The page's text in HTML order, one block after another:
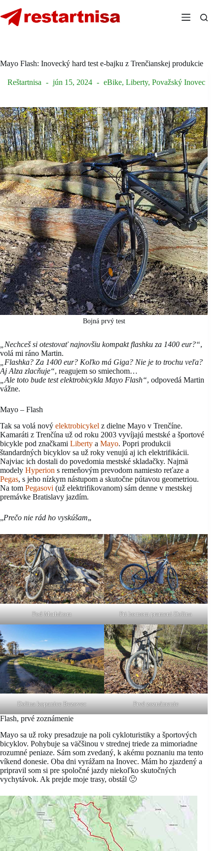
to
content
Mayo Flash: Inovecký hard test e-bajku z Trenčianskej produkcie
Reštartnisa jún 15, 2024 eBike, Liberty, Považský Inovec
Bojná prvý test
„Nechceš si otestovať najnovšiu kompakt flashku za 1400 eur?“,
volá mi ráno Martin.
„Flashka? Za 1400 eur? Koľko má Giga? Nie je to trochu veľa?
Aj Alza zlacňuje“, reagujem so smiechom…
„Ale toto bude test elektrobicykla Mayo Flash“, odpovedá Martin
vážne.
Mayo – Flash
Tak sa volá nový elektrobicykel z dielne Mayo v Trenčíne.
Kamaráti z Trenčína už od roku 2003 vyvíjajú mestské a športové
bicykle pod značkami Liberty a Mayo. Popri produkcii
štandardných bicyklov sa už roky venujú aj ich elektrifikácii.
Najviac ich dostali do povedomia mestské skladačky. Najmä
modely Hyperion s remeňovým prevodom namiesto reťaze a
Pegas, s jeho nízkym nástupom a skutočne pútavou geometriou.
Na tom Pegasovi (už elektrifikovanom) sám denne v mestskej
premávke Bratislavy jazdím.
„Prečo nie rád ho vyskúšam„
Pod Marhátom Pri hornom prameni Dolina
Dolina kopanice Bezovec Prvé zoznámenie
Flash, prvé zoznámenie
Mayo sa už roky presadzuje na poli cykloturistiky a športových
bicyklov. Pohybuje sa väčšinou v strednej triede za mimoriadne
rozumné peniaze. Sám som zvedaný, k akému poznaniu ma tento
víkend donesie. Oba dni vyrážam na Inovec. Mám ho zjazdený a
pripravil som si pre spoločné jazdy niekoľko skutočných
vychytávok. Ak prejde moje trasy, obstál 🙂